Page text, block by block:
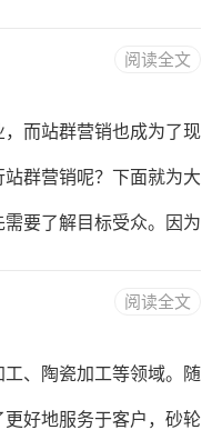
如，如果是销售轿车轮
阅读全文
而站群营销也成为了现
群营销呢？下面就为大
要了解目标受众。因为
轻化和女性化。二、建
阅读全文
、陶瓷加工等领域。随
好地服务于客户，砂轮